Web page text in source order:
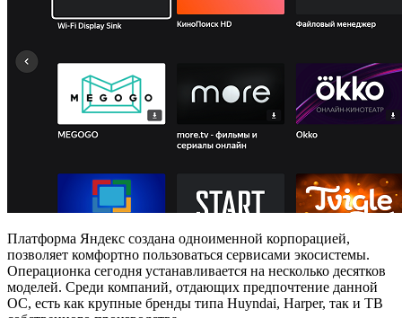
Платформа Яндекс создана одноименной корпорацией,
позволяет комфортно пользоваться сервисами экосистемы.
Операционка сегодня устанавливается на несколько десятков
моделей. Среди компаний, отдающих предпочтение данной
ОС, есть как крупные бренды типа Huyndai, Harper, так и ТВ